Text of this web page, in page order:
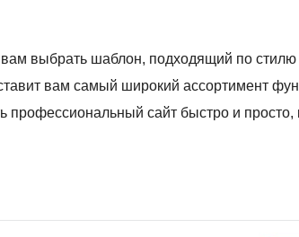
вам выбрать шаблон, подходящий по
вам самый широкий ассортимент
сайт быстро и просто,